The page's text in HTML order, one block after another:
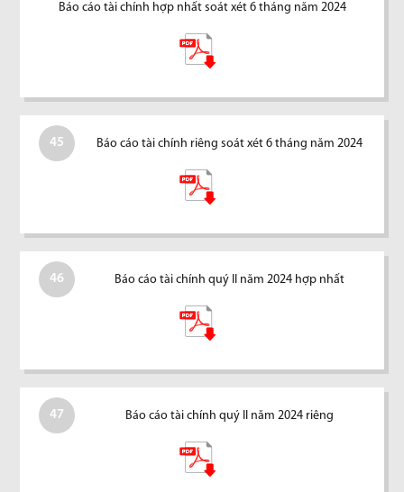
Báo cáo tài chính hợp nhất soát xét 6 tháng năm 2024
45 Báo cáo tài chính riêng soát xét 6 tháng năm 2024
46 Báo cáo tài chính quý II năm 2024 hợp nhất
47 Báo cáo tài chính quý II năm 2024 riêng